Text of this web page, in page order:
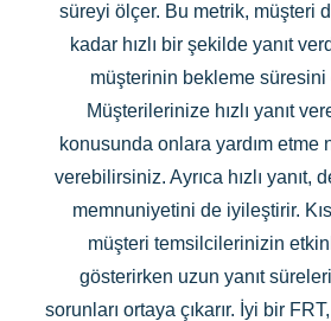
süreyi ölçer. Bu metrik, müşteri
kadar hızlı bir şekilde yanıt
müşterinin bekleme süresini
Müşterilerinize hızlı yanıt
konusunda onlara yardım etme
verebilirsiniz. Ayrıca hızlı yanıt,
memnuniyetini de iyileştirir.
müşteri temsilcilerinizin
gösterirken uzun yanıt
sorunları ortaya çıkarır. İyi bir